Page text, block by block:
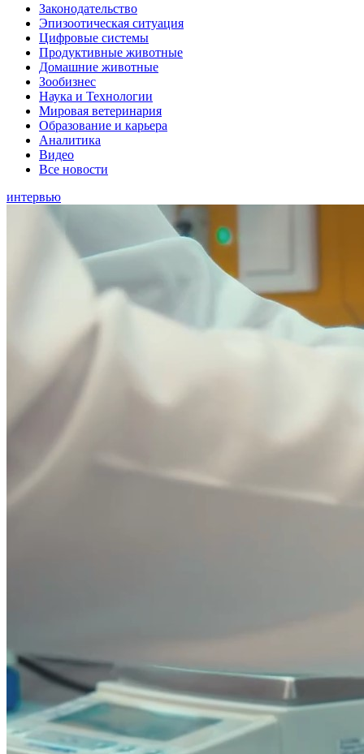
Законодательство
Эпизоотическая ситуация
Цифровые системы
Продуктивные животные
Домашние животные
Зообизнес
Наука и Технологии
Мировая ветеринария
Образование и карьера
Аналитика
Видео
Все новости
интервью